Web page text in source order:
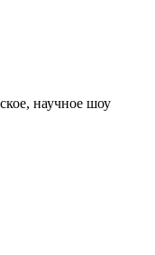
научное шоу